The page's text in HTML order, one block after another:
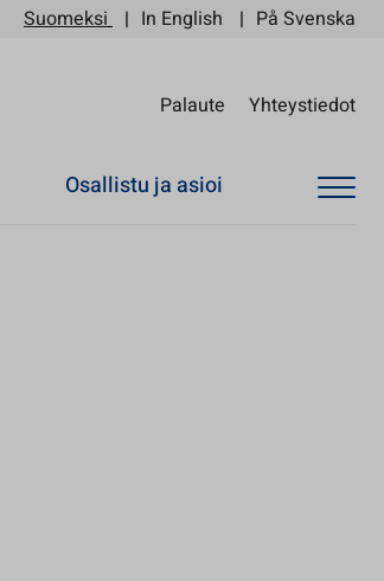
Suomeksi In English På Svenska
Palaute Yhteystiedot
Osallistu ja asioi